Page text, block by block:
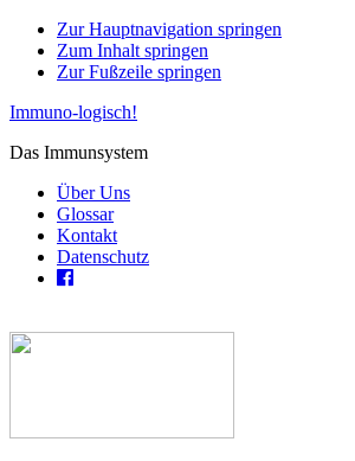
Zur Hauptnavigation springen
Zum Inhalt springen
Zur Fußzeile springen
Immuno-logisch!
Das Immunsystem
Über Uns
Glossar
Kontakt
Datenschutz